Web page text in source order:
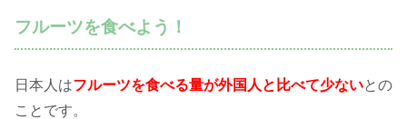
フルーツを食べよう！
日本人はフルーツを食べる量が外国人と比べて少ないとの
ことです。